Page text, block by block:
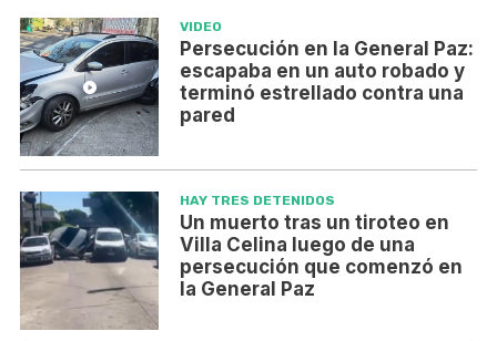
VIDEO
Persecución en la General Paz:
escapaba en un auto robado y
terminó estrellado contra una
pared
HAY TRES DETENIDOS
Un muerto tras un tiroteo en
Villa Celina luego de una
persecución que comenzó en
la General Paz